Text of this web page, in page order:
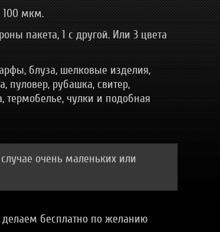
100 мкм.
пакета, 1 с другой. Или 3 цвета
блуза, шелковые изделия,
пуловер, рубашка, свитер,
термобелье, чулки и подобная
очень маленьких или
делаем бесплатно по желанию